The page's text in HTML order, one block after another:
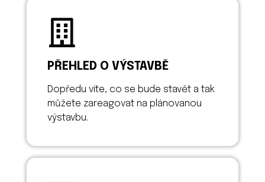
PŘEHLED O VÝSTAVBĚ
Dopředu víte, co se bude stavět a tak
můžete zareagovat na plánovanou
výstavbu.